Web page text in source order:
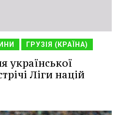
ГРУЗІЯ (КРАЇНА)
української
Ліги націй